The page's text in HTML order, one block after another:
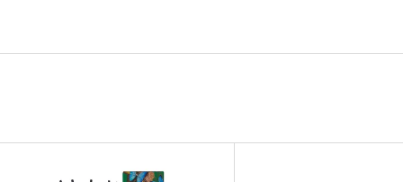
VILA HERMANOS APOTHECARY